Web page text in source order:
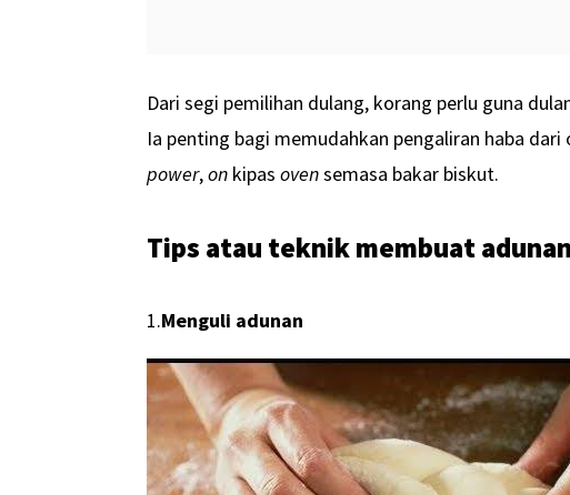
Dari segi pemilihan dulang, korang perlu guna
Ia penting bagi memudahkan pengaliran haba
power,on kipas ovensemasa bakar biskut.
Tips atau teknik membuat
1.Menguli adunan